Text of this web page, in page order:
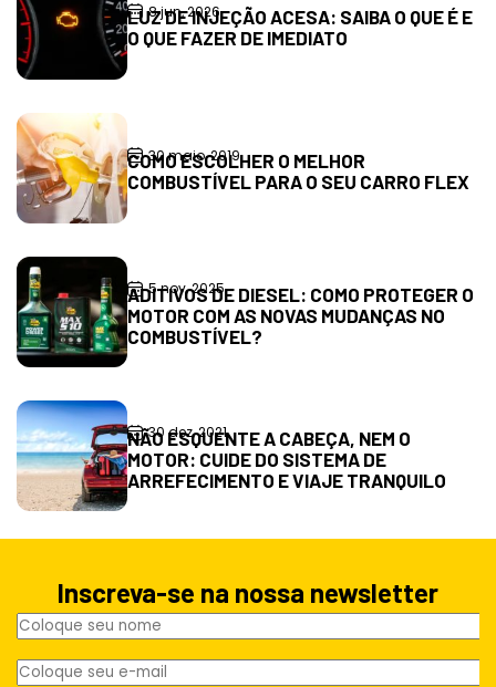
8 jun, 2026
LUZ DE INJEÇÃO ACESA: SAIBA O QUE É E
O QUE FAZER DE IMEDIATO
30 maio, 2019
COMO ESCOLHER O MELHOR
COMBUSTÍVEL PARA O SEU CARRO FLEX
5 nov, 2025
ADITIVOS DE DIESEL: COMO PROTEGER O
MOTOR COM AS NOVAS MUDANÇAS NO
COMBUSTÍVEL?
30 dez, 2021
NÃO ESQUENTE A CABEÇA, NEM O
MOTOR: CUIDE DO SISTEMA DE
ARREFECIMENTO E VIAJE TRANQUILO
Inscreva-se na nossa newsletter